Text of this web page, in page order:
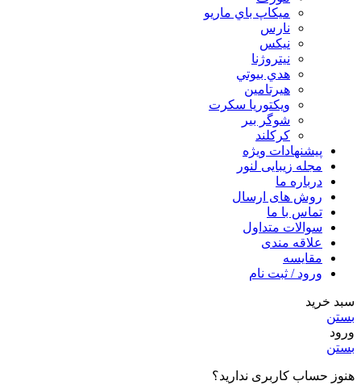
ميكاپ باي ماريو
نارس
نيكس
نیتروژنا
هدي بيوتي
هیرتامین
ویکتوریا سکرت
شوگر بير
کرکلند
پیشنهادات ویژه
مجله زیبایی لنور
درباره ما
روش های ارسال
تماس با ما
سوالات متداول
علاقه مندی
مقایسه
ورود / ثبت نام
سبد خرید
بستن
ورود
بستن
هنوز حساب کاربری ندارید؟